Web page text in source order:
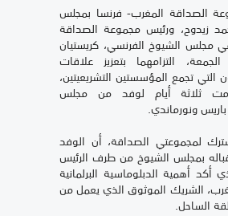
الصداقة المغرب- فرنسا بمجلس
زيدوح، ورئيس مجموعة الصداقة
مجلس الشيوخ الفرنسي، كريستيان
التزامهما بتعزيز علاقات
التي تجمع المؤسستين التشريعيتين،
ثلاثة أيام لوفد من مجلس
ونورماندي.
لمجموعتي الصداقة، أن الوفد
بمجلس الشيوخ من طرف الرئيس
أكد أهمية الدبلوماسية البرلمانية
الشريك الموثوق الذي يعمل من
الساحل.